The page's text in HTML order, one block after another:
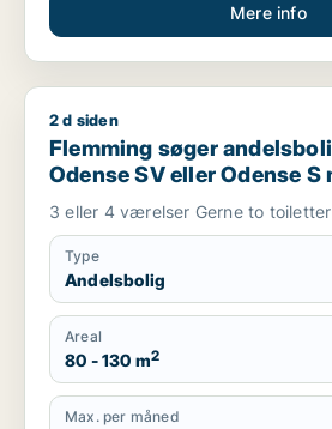
Mere info
Flemming søger andelsbolig i
2 d siden
Flemming søger
Odense SV eller Odense S
3 eller 4 værelser Gerne to
Type
Andelsbolig
Areal
80 - 130 m2
Max. per måned